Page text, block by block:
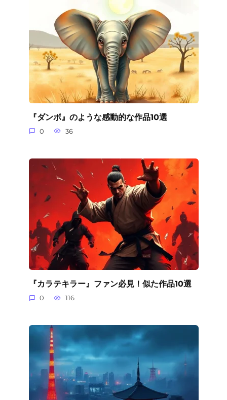
『ダンボ』のような感動的な作品10選
0 36
『カラテキラー』ファン必見！似た作品10選
0 116